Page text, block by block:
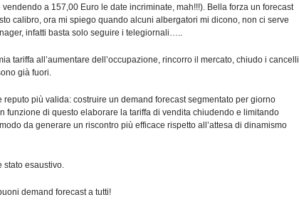
vendendo a 157,00 Euro le date incriminate, mah!!!). Bella forza un forecast
calibro, ora mi spiego quando alcuni albergatori mi dicono, non ci serve
infatti basta solo seguire i telegiornali…..
tariffa all’aumentare dell’occupazione, rincorro il mercato, chiudo i cancelli
già fuori.
reputo più valida: costruire un demand forecast segmentato per giorno
funzione di questo elaborare la tariffa di vendita chiudendo e limitando
da generare un riscontro più efficace rispetto all’attesa di dinamismo
stato esaustivo.
demand forecast a tutti!